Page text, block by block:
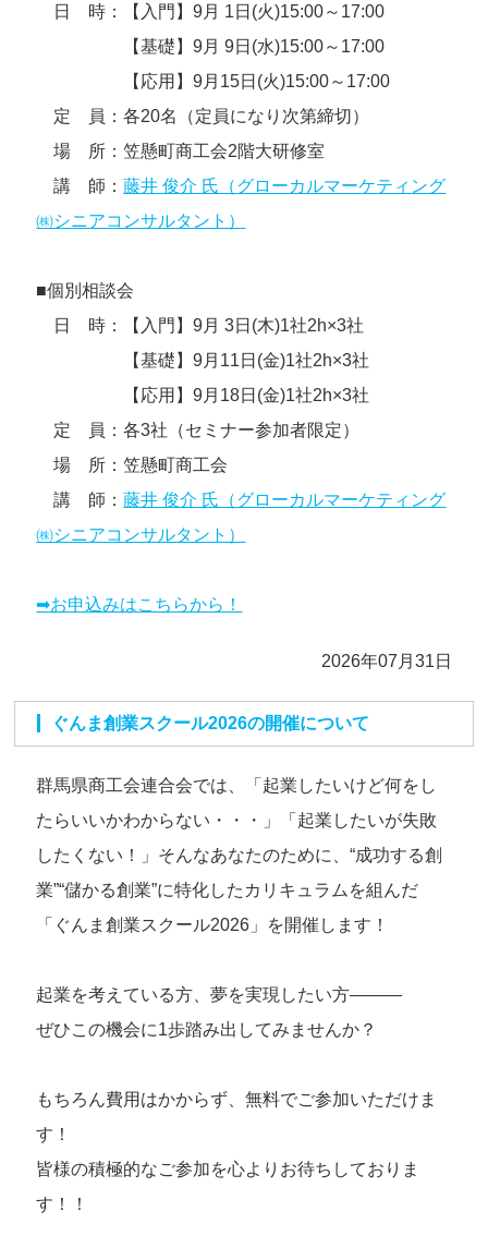
日 時：【入門】9月 1日(火)15:00～17:00
【基礎】9月 9日(水)15:00～17:00
【応用】9月15日(火)15:00～17:00
定 員：各20名（定員になり次第締切）
場 所：笠懸町商工会2階大研修室
講 師：藤井 俊介 氏（グローカルマーケティング
㈱シニアコンサルタント）
■個別相談会
日 時：【入門】9月 3日(木)1社2h×3社
【基礎】9月11日(金)1社2h×3社
【応用】9月18日(金)1社2h×3社
定 員：各3社（セミナー参加者限定）
場 所：笠懸町商工会
講 師：藤井 俊介 氏（グローカルマーケティング
㈱シニアコンサルタント）
➡お申込みはこちらから！
2026年07月31日
ぐんま創業スクール2026の開催について
群馬県商工会連合会では、「起業したいけど何をし
たらいいかわからない・・・」「起業したいが失敗
したくない！」そんなあなたのために、“成功する創
業”“儲かる創業”に特化したカリキュラムを組んだ
「ぐんま創業スクール2026」を開催します！
起業を考えている方、夢を実現したい方―――
ぜひこの機会に1歩踏み出してみませんか？
もちろん費用はかからず、無料でご参加いただけま
す！
皆様の積極的なご参加を心よりお待ちしておりま
す！！